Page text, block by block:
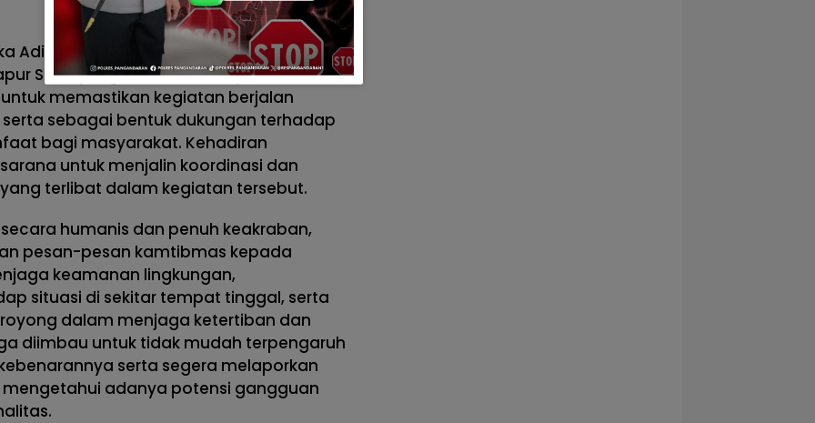
Aditia Agustin Hidayat turut melakukan
SPPG yang berada di wilayah Desa
memastikan kegiatan berjalan
sebagai bentuk dukungan terhadap
bagi masyarakat. Kehadiran
untuk menjalin koordinasi dan
terlibat dalam kegiatan tersebut.
humanis dan penuh keakraban,
pesan-pesan kamtibmas kepada
keamanan lingkungan,
situasi di sekitar tempat tinggal, serta
dalam menjaga ketertiban dan
diimbau untuk tidak mudah terpengaruh
serta segera melaporkan
adanya potensi gangguan